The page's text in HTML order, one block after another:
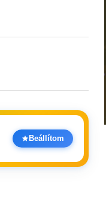
Beállítom